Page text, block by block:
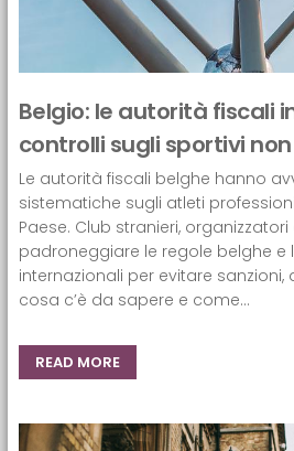
Belgio: le autorità fiscali
controlli sugli sportivi
Le autorità fiscali belghe hanno
sistematiche sugli atleti
Paese. Club stranieri,
padroneggiare le regole belghe e
internazionali per evitare sanzioni,
cosa c’è da sapere e come...
READ MORE